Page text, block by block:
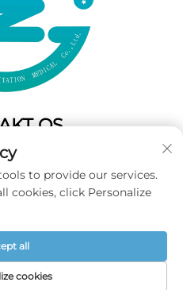
OS
GateFuzhou,Fujian,Kina
-Privatlivspolitik
to provide our services.
cookies, click Personalize
cookies
all